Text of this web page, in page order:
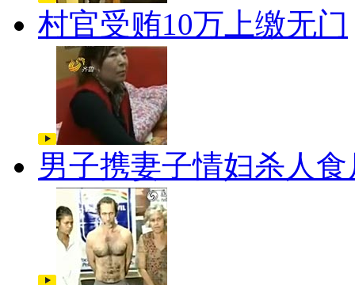
村官受贿10万上缴无门
男子携妻子情妇杀人食